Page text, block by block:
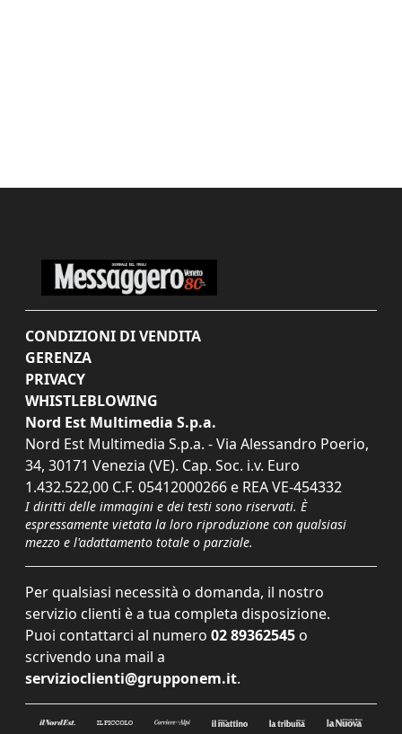
CONDIZIONI DI VENDITA
GERENZA
PRIVACY
WHISTLEBLOWING
Nord Est Multimedia S.p.a.
Nord Est Multimedia S.p.a. - Via Alessandro Poerio,
34, 30171 Venezia (VE). Cap. Soc. i.v. Euro
1.432.522,00 C.F. 05412000266 e REA VE-454332
I diritti delle immagini e dei testi sono riservati. È
espressamente vietata la loro riproduzione con qualsiasi
mezzo e l'adattamento totale o parziale.
Per qualsiasi necessità o domanda, il nostro
servizio clienti è a tua completa disposizione.
Puoi contattarci al numero 02 89362545 o
scrivendo una mail a
servizioclienti@grupponem.it.